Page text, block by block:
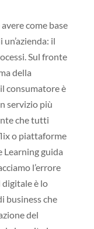
come base
il
Sul fronte
della
consumatore è
servizio più
che tutti
o piattaforme
Learning guida
l’errore
è lo
business che
del